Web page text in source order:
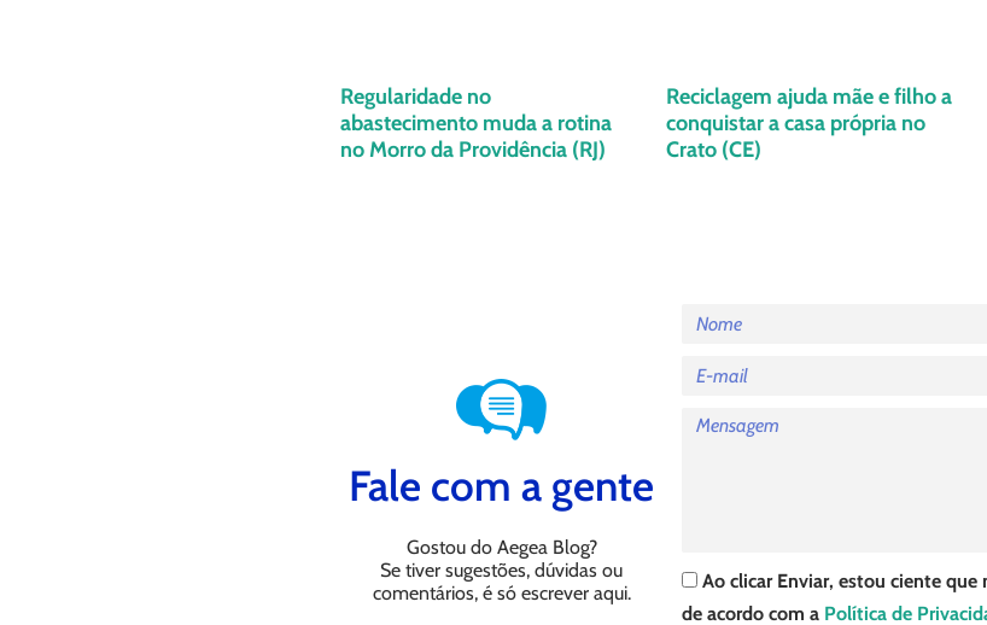
Regularidade no
abastecimento muda a rotina
no Morro da Providência (RJ)
Reciclagem ajuda mãe e filho a
conquistar a casa própria no
Crato (CE)
Fale com a gente
Gostou do Aegea Blog?
Se tiver sugestões, dúvidas ou
comentários, é só escrever aqui.
Ao clicar Enviar, estou ciente que
de acordo com a Política de